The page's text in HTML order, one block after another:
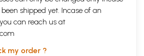
shipped yet. Incase of an
can reach us at
my order ?